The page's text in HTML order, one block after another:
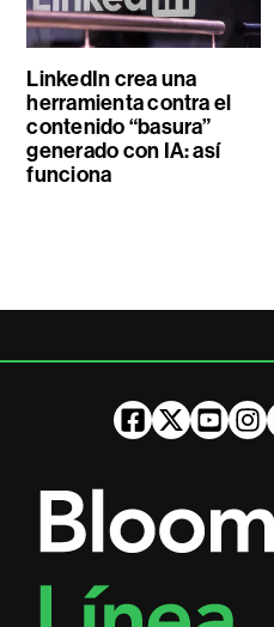
LinkedIn crea una
herramienta contra el
contenido “basura”
generado con IA: así
funciona